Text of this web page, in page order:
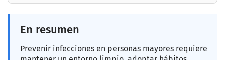
En resumen
Prevenir infecciones en personas mayores requiere